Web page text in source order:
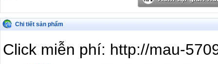
Chi tiết sản phẩm
Click miễn phí: http://mau-